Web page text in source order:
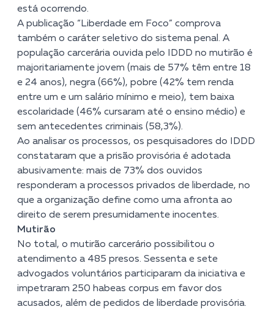
está ocorrendo.
A publicação “Liberdade em Foco” comprova
também o caráter seletivo do sistema penal. A
população carcerária ouvida pelo IDDD no mutirão é
majoritariamente jovem (mais de 57% têm entre 18
e 24 anos), negra (66%), pobre (42% tem renda
entre um e um salário mínimo e meio), tem baixa
escolaridade (46% cursaram até o ensino médio) e
sem antecedentes criminais (58,3%).
Ao analisar os processos, os pesquisadores do IDDD
constataram que a prisão provisória é adotada
abusivamente: mais de 73% dos ouvidos
responderam a processos privados de liberdade, no
que a organização define como uma afronta ao
direito de serem presumidamente inocentes.
Mutirão
No total, o mutirão carcerário possibilitou o
atendimento a 485 presos. Sessenta e sete
advogados voluntários participaram da iniciativa e
impetraram 250 habeas corpus em favor dos
acusados, além de pedidos de liberdade provisória.